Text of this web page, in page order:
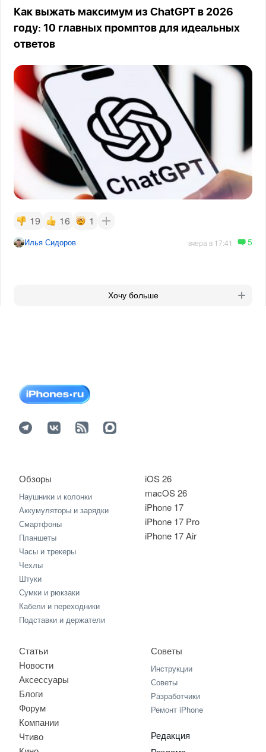
Как выжать максимум из ChatGPT в 2026
году: 10 главных промптов для идеальных
ответов
19 16 1
Илья Сидоров вчера в 17:41 5
Хочу больше
iOS 26
macOS 26
iPhone 17
iPhone 17 Pro
iPhone 17 Air
Обзоры
Наушники и колонки
Аккумуляторы и зарядки
Смартфоны
Планшеты
Часы и трекеры
Чехлы
Штуки
Сумки и рюкзаки
Кабели и переходники
Подставки и держатели
Статьи
Новости
Аксессуары
Блоги
Форум
Компании
Чтиво
Советы
Инструкции
Советы
Разработчики
Ремонт iPhone
Редакция